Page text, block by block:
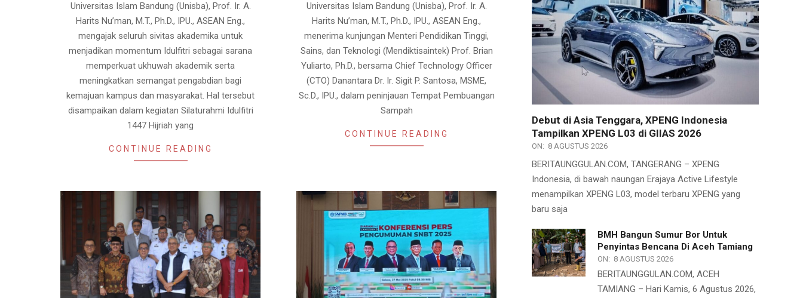
Universitas Islam Bandung (Unisba), Prof. Ir. A.
Harits Nu’man, M.T., Ph.D., IPU., ASEAN Eng.,
mengajak seluruh sivitas akademika untuk
menjadikan momentum Idulfitri sebagai sarana
memperkuat ukhuwah akademik serta
meningkatkan semangat pengabdian bagi
kemajuan kampus dan masyarakat. Hal tersebut
disampaikan dalam kegiatan Silaturahmi Idulfitri
1447 Hijriah yang
CONTINUE READING
Universitas Islam Bandung (Unisba), Prof. Ir. A.
Harits Nu’man, M.T., Ph.D., IPU., ASEAN Eng.,
menerima kunjungan Menteri Pendidikan Tinggi,
Sains, dan Teknologi (Mendiktisaintek) Prof. Brian
Yuliarto, Ph.D., bersama Chief Technology Officer
(CTO) Danantara Dr. Ir. Sigit P. Santosa, MSME,
Sc.D., IPU., dalam peninjauan Tempat Pembuangan
Sampah
CONTINUE READING
Debut di Asia Tenggara, XPENG Indonesia
Tampilkan XPENG L03 di GIIAS 2026
ON: 8 AGUSTUS 2026
BERITAUNGGULAN.COM, TANGERANG – XPENG
Indonesia, di bawah naungan Erajaya Active Lifestyle
menampilkan XPENG L03, model terbaru XPENG yang
baru saja
BMH Bangun Sumur Bor Untuk
Penyintas Bencana Di Aceh Tamiang
ON: 8 AGUSTUS 2026
BERITAUNGGULAN.COM, ACEH
TAMIANG – Hari Kamis, 6 Agustus 2026,